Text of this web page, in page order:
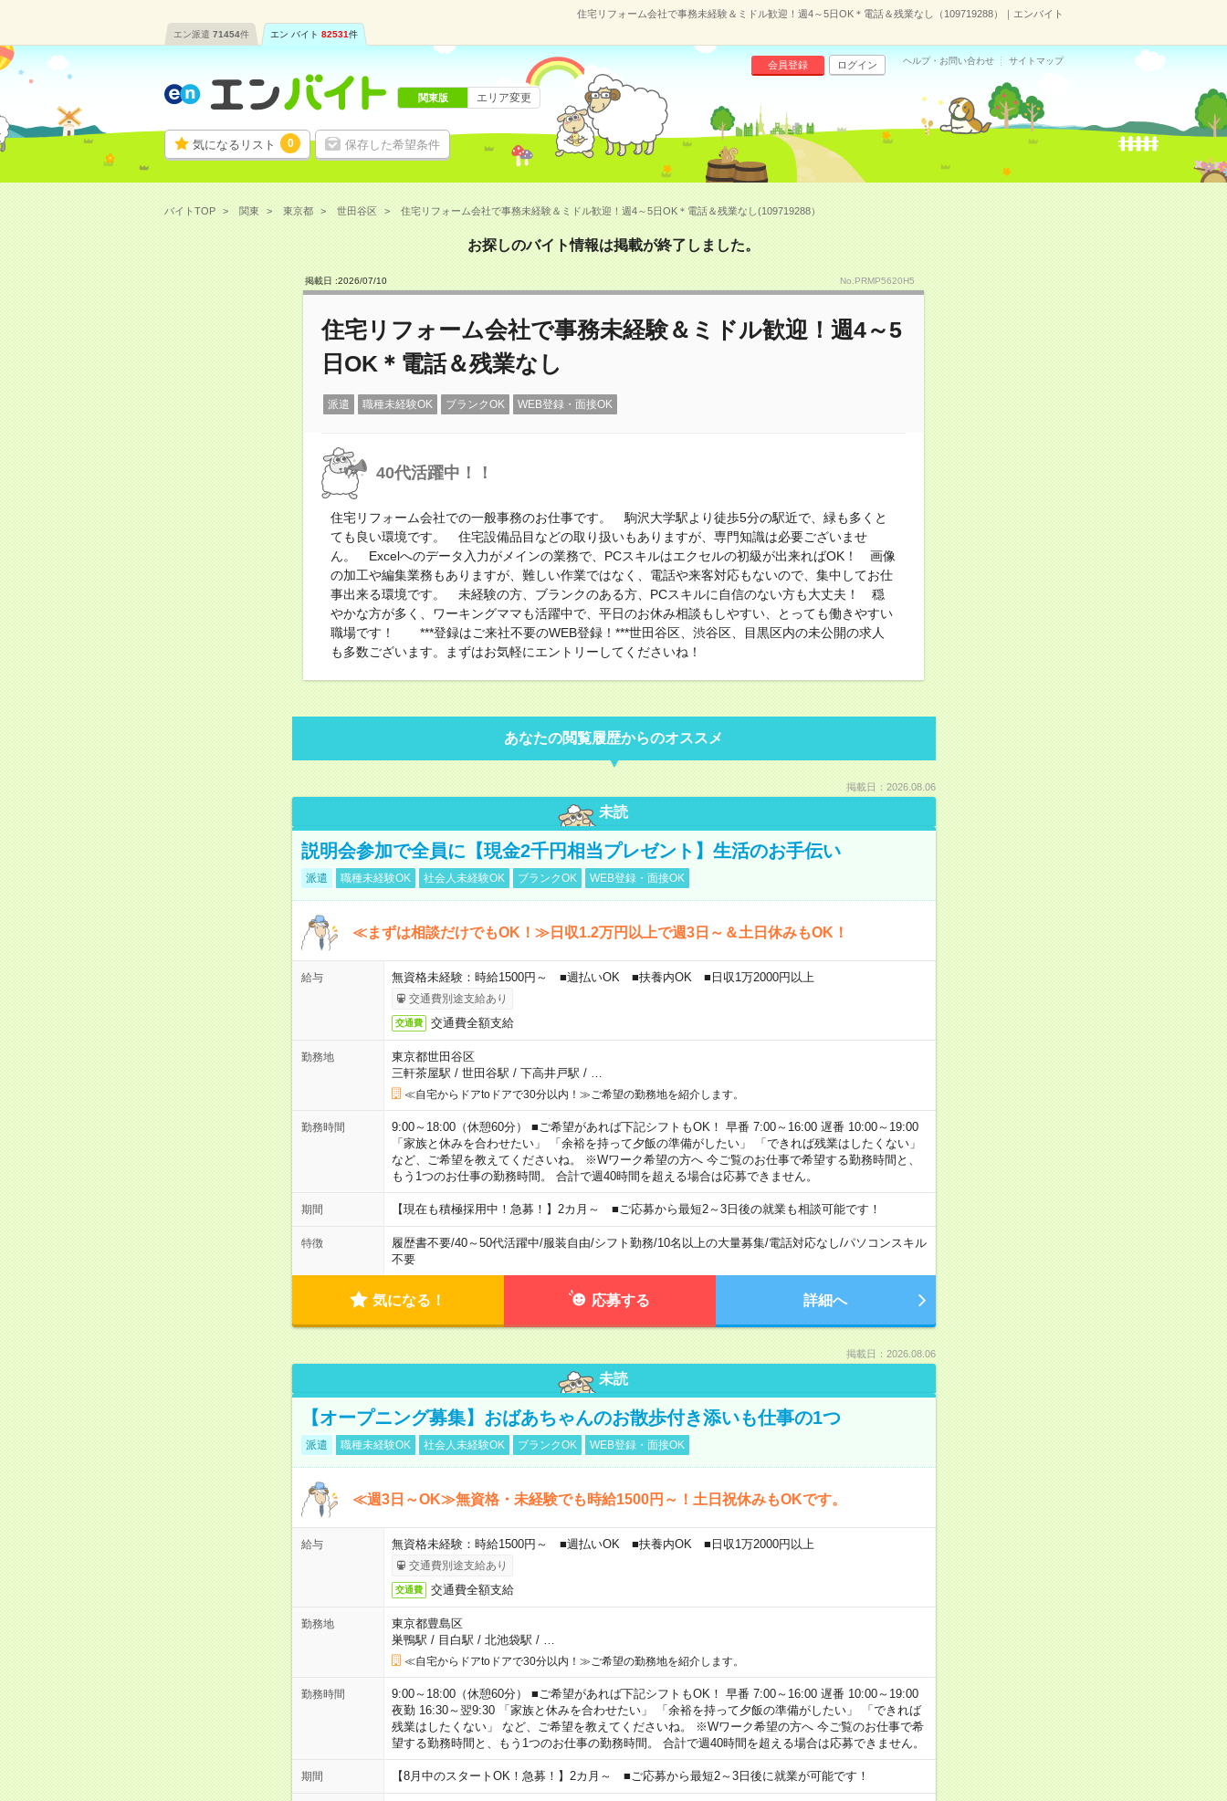
住宅リフォーム会社で事務未経験＆ミドル歓迎！週4～5日OK＊電話＆残業なし（109719288）｜エンバイト
エン派遣 71454件 エン バイト 82531件
気になるリスト 0 保存した希望条件
会員登録 ログイン ヘルプ・お問い合わせ サイトマップ
関東版 エリア変更
バイトTOP 関東 東京都 世田谷区 住宅リフォーム会社で事務未経験＆ミドル歓迎！週4～5日OK＊電話＆残業なし(109719288）
お探しのバイト情報は掲載が終了しました。
掲載日 :2026/07/10 No.PRMP5620H5
住宅リフォーム会社で事務未経験＆ミドル歓迎！週4～5
日OK＊電話＆残業なし
派遣 職種未経験OK ブランクOK WEB登録・面接OK
40代活躍中！！
住宅リフォーム会社での一般事務のお仕事です。 駒沢大学駅より徒歩5分の駅近で、緑も多くと
ても良い環境です。 住宅設備品目などの取り扱いもありますが、専門知識は必要ございませ
ん。 Excelへのデータ入力がメインの業務で、PCスキルはエクセルの初級が出来ればOK！ 画像
の加工や編集業務もありますが、難しい作業ではなく、電話や来客対応もないので、集中してお仕
事出来る環境です。 未経験の方、ブランクのある方、PCスキルに自信のない方も大丈夫！ 穏
やかな方が多く、ワーキングママも活躍中で、平日のお休み相談もしやすい、とっても働きやすい
職場です！ ***登録はご来社不要のWEB登録！***世田谷区、渋谷区、目黒区内の未公開の求人
も多数ございます。まずはお気軽にエントリーしてくださいね！
あなたの閲覧履歴からのオススメ
掲載日：2026.08.06
未読
説明会参加で全員に【現金2千円相当プレゼント】生活のお手伝い
派遣 職種未経験OK 社会人未経験OK ブランクOK WEB登録・面接OK
≪まずは相談だけでもOK！≫日収1.2万円以上で週3日～＆土日休みもOK！
給与 無資格未経験：時給1500円～ ■週払いOK ■扶養内OK ■日収1万2000円以上
交通費別途支給あり
交通費 交通費全額支給
勤務地
東京都世田谷区
三軒茶屋駅 / 世田谷駅 / 下高井戸駅 /
≪自宅からドアtoドアで30分以内！≫ご希望の勤務地を紹介します。
勤務時間
9:00～18:00（休憩60分） ■ご希望があれば下記シフトもOK！ 早番 7:00～16:00 遅番 10:00～19:00
「家族と休みを合わせたい」 「余裕を持って夕飯の準備がしたい」 「できれば残業はしたくない」
など、ご希望を教えてくださいね。 ※Wワーク希望の方へ 今ご覧のお仕事で希望する勤務時間と、
もう1つのお仕事の勤務時間。 合計で週40時間を超える場合は応募できません。
期間 【現在も積極採用中！急募！】2カ月～ ■ご応募から最短2～3日後の就業も相談可能です！
特徴 履歴書不要/40～50代活躍中/服装自由/シフト勤務/10名以上の大量募集/電話対応なし/パソコンスキル
不要
気になる！ 応募する 詳細へ
掲載日：2026.08.06
未読
【オープニング募集】おばあちゃんのお散歩付き添いも仕事の1つ
派遣 職種未経験OK 社会人未経験OK ブランクOK WEB登録・面接OK
≪週3日～OK≫無資格・未経験でも時給1500円～！土日祝休みもOKです。
給与 無資格未経験：時給1500円～ ■週払いOK ■扶養内OK ■日収1万2000円以上
交通費別途支給あり
交通費 交通費全額支給
勤務地
東京都豊島区
巣鴨駅 / 目白駅 / 北池袋駅 /
≪自宅からドアtoドアで30分以内！≫ご希望の勤務地を紹介します。
勤務時間
9:00～18:00（休憩60分） ■ご希望があれば下記シフトもOK！ 早番 7:00～16:00 遅番 10:00～19:00
夜勤 16:30～翌9:30 「家族と休みを合わせたい」 「余裕を持って夕飯の準備がしたい」 「できれば
残業はしたくない」 など、ご希望を教えてくださいね。 ※Wワーク希望の方へ 今ご覧のお仕事で希
望する勤務時間と、もう1つのお仕事の勤務時間。 合計で週40時間を超える場合は応募できません。
期間 【8月中のスタートOK！急募！】2カ月～ ■ご応募から最短2～3日後に就業が可能です！